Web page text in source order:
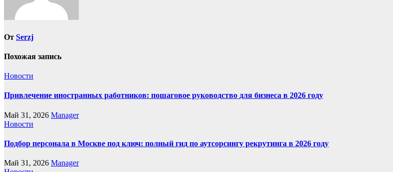
От Serzj
Похожая запись
Новости
Привлечение иностранных работников: пошаговое руководство для бизнеса в 2026 году
Май 31, 2026 Manager
Новости
Подбор персонала в Москве под ключ: полный гид по аутсорсингу рекрутинга в 2026 году
Май 31, 2026 Manager